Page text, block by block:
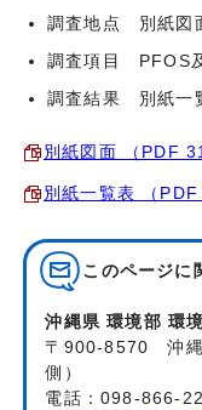
調査地点 別紙図
調査項目 PFOS
調査結果 別紙一
別紙図面 （PDF
別紙一覧表 （PDF
このページに
沖縄県 環境部 環
〒900-8570 沖縄
側）
電話：098-866-